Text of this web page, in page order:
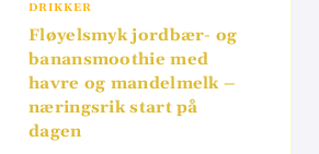
DRIKKER
Fløyelsmyk jordbær- og
banansmoothie med
havre og mandelmelk –
næringsrik start på
dagen